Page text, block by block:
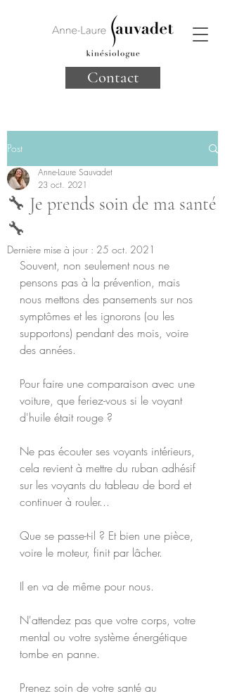
Contact
Post
🔧 Je prends soin de ma santé
🔧
Anne-Laure Sauvadet
23 oct. 2021
Dernière mise à jour : 25 oct. 2021
Souvent, non seulement nous ne
pensons pas à la prévention, mais
nous mettons des pansements sur nos
symptômes et les ignorons (ou les
supportons) pendant des mois, voire
des années.
Pour faire une comparaison avec une
voiture, que feriez-vous si le voyant
d'huile était rouge ?
Ne pas écouter ses voyants intérieurs,
cela revient à mettre du ruban adhésif
sur les voyants du tableau de bord et
continuer à rouler...
Que se passe-t-il ? Et bien une pièce,
voire le moteur, finit par lâcher.
Il en va de même pour nous.
N'attendez pas que votre corps, votre
mental ou votre système énergétique
tombe en panne.
Prenez soin de votre santé au